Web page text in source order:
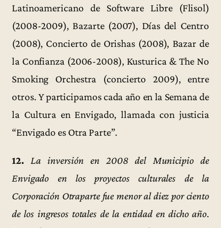
Latinoamericano de Software Libre (Flisol)
(2008-2009), Bazarte (2007), Días del Centro
(2008), Concierto de Orishas (2008), Bazar de
la Confianza (2006-2008), Kusturica & The No
Smoking Orchestra (concierto 2009), entre
otros. Y participamos cada año en la Semana de
la Cultura en Envigado, llamada con justicia
“Envigado es Otra Parte”.
12. La inversión en 2008 del Municipio de
Envigado en los proyectos culturales de la
Corporación Otraparte fue menor al diez por ciento
de los ingresos totales de la entidad en dicho año.